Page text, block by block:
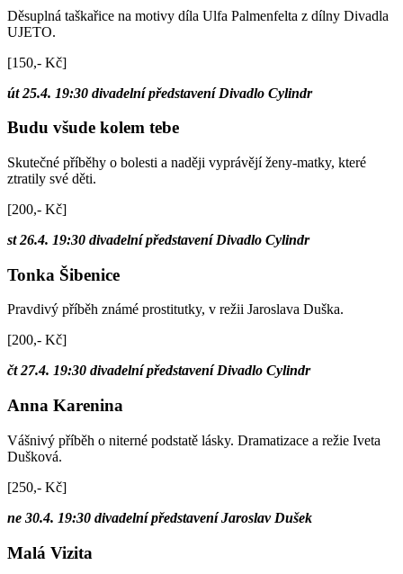
Děsuplná taškařice na motivy díla Ulfa Palmenfelta z dílny Divadla
UJETO.
[150,- Kč]
út 25.4. 19:30 divadelní představení Divadlo Cylindr
Budu všude kolem tebe
Skutečné příběhy o bolesti a naději vyprávějí ženy-matky, které
ztratily své děti.
[200,- Kč]
st 26.4. 19:30 divadelní představení Divadlo Cylindr
Tonka Šibenice
Pravdivý příběh známé prostitutky, v režii Jaroslava Duška.
[200,- Kč]
čt 27.4. 19:30 divadelní představení Divadlo Cylindr
Anna Karenina
Vášnivý příběh o niterné podstatě lásky. Dramatizace a režie Iveta
Dušková.
[250,- Kč]
ne 30.4. 19:30 divadelní představení Jaroslav Dušek
Malá Vizita